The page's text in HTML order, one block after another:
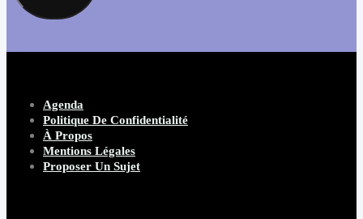
Agenda
Politique De Confidentialité
À Propos
Mentions Légales
Proposer Un Sujet